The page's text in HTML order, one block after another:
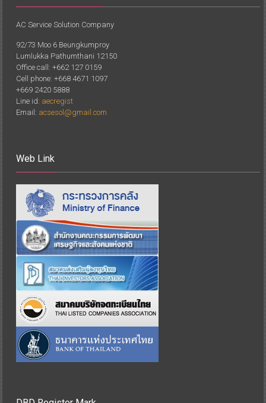
AC Service Solution Company
92/73 Moo 6 Beungkumproy
Lumlukka Pathumthani 12150
Office call: +662 127 0159
Cell phone: +668 4671 1097
+669 2420 5888
Line id: aecregist
Email: acsesol@gmail.com
Web Link